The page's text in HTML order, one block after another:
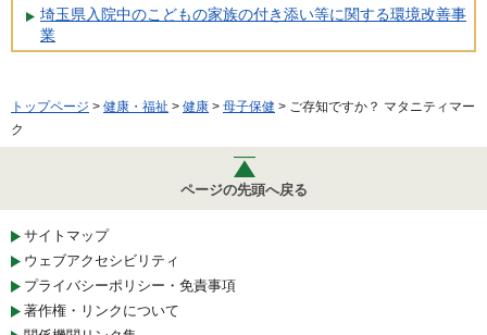
埼玉県入院中のこどもの家族の付き添い等に関する環境改善事
業
トップページ > 健康・福祉 > 健康 > 母子保健 > ご存知ですか？ マタニティマー
ク
ページの先頭へ戻る
サイトマップ
ウェブアクセシビリティ
プライバシーポリシー・免責事項
著作権・リンクについて